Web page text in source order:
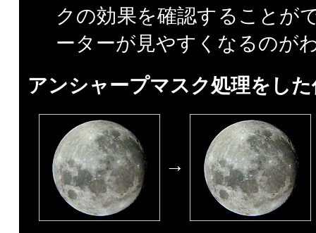
クの効果を確認することが
ーターが見やすくなるのが
アンシャープマスク処理をした
→